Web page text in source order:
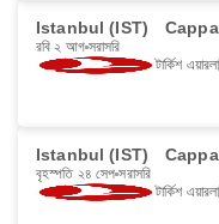
Istanbul (IST)
রবি ২ আগ সরাসরি
টার্কিশ
Istanbul (IST)
বৃহস্পতি ২৪ সেপ সরাসরি
টার্কিশ